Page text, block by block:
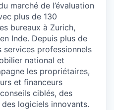
marché de l’évaluation
plus de 130
bureaux à Zurich,
Inde. Depuis plus de
services professionnels
national et
les propriétaires,
et financeurs
ciblés, des
logiciels innovants.